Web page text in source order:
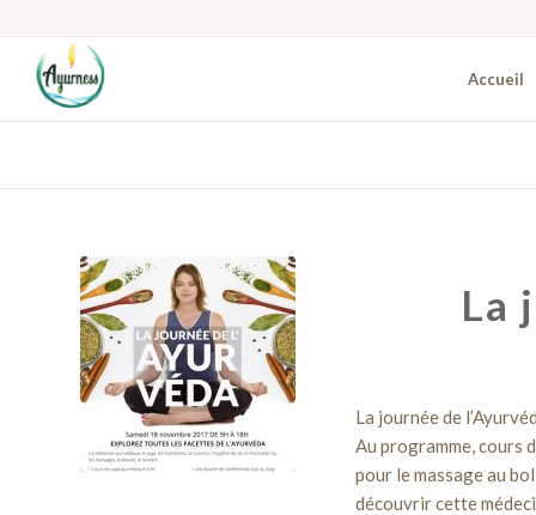
Accueil
La
La journée de
Au programme, cours
pour le massage au
découvrir cette